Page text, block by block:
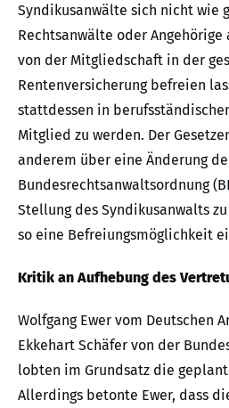
Syndikusanwälte sich nicht wie
Rechtsanwälte oder
von der Mitgliedschaft in der
Rentenversicherung befreien
stattdessen in
Mitglied zu werden. Der
anderem über eine Änderung
Bundesrechtsanwaltsordnung
Stellung des Syndikusanwalts
so eine Befreiungsmöglichkeit
Kritik an Aufhebung des
Wolfgang Ewer vom Deutschen
Ekkehart Schäfer von der
lobten im Grundsatz die
Allerdings betonte Ewer, dass